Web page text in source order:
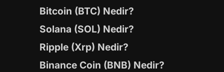
Bitcoin (BTC) Nedir?
Solana (SOL) Nedir?
Ripple (Xrp) Nedir?
Binance Coin (BNB) Nedir?